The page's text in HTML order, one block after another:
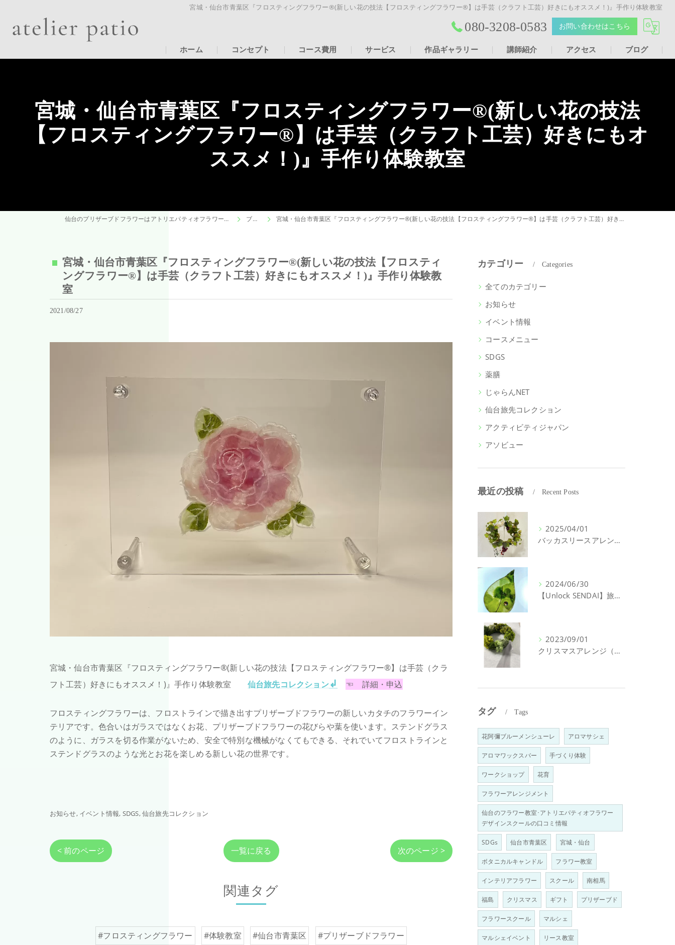
宮城・仙台市青葉区『フロスティングフラワー®︎(新しい花の技法【フロスティングフラワー®︎】は手芸（クラフト工芸）好きにもオススメ！)』手作り体験教室
080-3208-0583 お問い合わせはこちら
ホーム コンセプト コース費用 サービス 作品ギャラリー 講師紹介 アクセス ブログ
Youtube動画
宮城・仙台市青葉区『フロスティングフラワー®︎(新しい花の技法
【フロスティングフラワー®︎】は手芸（クラフト工芸）好きにもオ
ススメ！)』手作り体験教室
仙台のプリザーブドフラワーはアトリエパティオフラワーデザインスクール ブログ 宮城・仙台市青葉区『フロスティングフラワー®︎(新しい花の技法【フロスティングフラワー®︎】は手芸（クラフト工芸）好きにもオススメ！)』手作り体験教室
宮城・仙台市青葉区『フロスティングフラワー®︎(新しい花の技法【フロスティ
ングフラワー®︎】は手芸（クラフト工芸）好きにもオススメ！)』手作り体験教
室
2021/08/27
宮城・仙台市青葉区『フロスティングフラワー®︎(新しい花の技法【フロスティングフラワー®︎】は手芸（クラ
フト工芸）好きにもオススメ！)』手作り体験教室 仙台旅先コレクション↲ ☜ 詳細・申込
フロスティングフラワーは、フロストラインで描き出すプリザーブドフラワーの新しいカタチのフラワーイン
テリアです。色合いはガラスではなくお花、プリザーブドフラワーの花びらや葉を使います。ステンドグラス
のように、ガラスを切る作業がないため、安全で特別な機械がなくてもできる、それでいてフロストラインと
ステンドグラスのような光とお花を楽しめる新しい花の世界です。
お知らせ イベント情報 SDGS 仙台旅先コレクション
< 前のページ 一覧に戻る 次のページ >
関連タグ
#フロスティングフラワー #体験教室 #仙台市青葉区 #プリザーブドフラワー
カテゴリー Categories
全てのカテゴリー
お知らせ
イベント情報
コースメニュー
SDGS
薬膳
じゃらんNET
仙台旅先コレクション
アクティビティジャパン
アソビュー
最近の投稿 Recent Posts
2025/04/01
バッカスリースアレンジ（世界のリース）体験レッスン【アトリエパティオフラワーデザインスクール】
2024/06/30
【Unlock SENDAI】旅コレキャンペーン参加します。
2023/09/01
クリスマスアレンジ（クリスマスリース）体験レッスン【アトリエパティオフラワーデザインスクール】
タグ Tags
花阿彌ブルーメンシューレ アロマサシェ
アロマワックスバー 手づくり体験
ワークショップ 花育
フラワーアレンジメント
仙台のフラワー教室･アトリエパティオフラワー
デザインスクールの口コミ情報
SDGs 仙台市青葉区 宮城・仙台
ボタニカルキャンドル フラワー教室
インテリアフラワー スクール 南相馬
福島 クリスマス ギフト プリザーブド
フラワースクール マルシェ
マルシェイベント リース教室